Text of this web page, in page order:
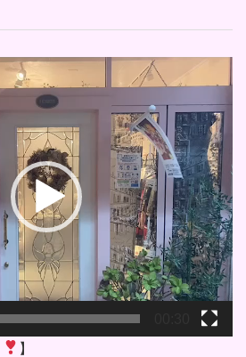
】